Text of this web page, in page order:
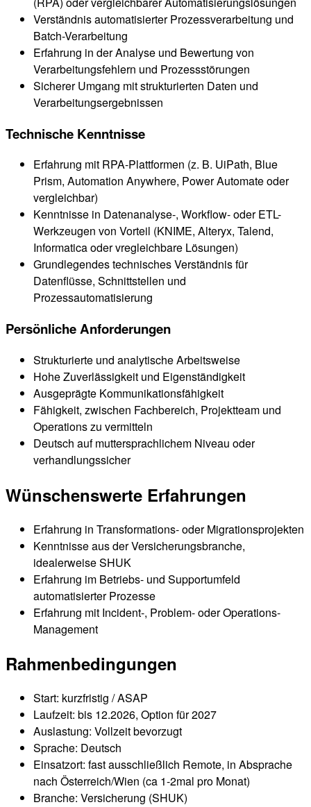
Verständnis automatisierter Prozessverarbeitung und
Batch-Verarbeitung
Erfahrung in der Analyse und Bewertung von
Verarbeitungsfehlern und Prozessstörungen
Sicherer Umgang mit strukturierten Daten und
Verarbeitungsergebnissen
Technische Kenntnisse
Erfahrung mit RPA-Plattformen (z. B. UiPath, Blue
Prism, Automation Anywhere, Power Automate oder
vergleichbar)
Kenntnisse in Datenanalyse-, Workflow- oder ETL-
Werkzeugen von Vorteil (KNIME, Alteryx, Talend,
Informatica oder vregleichbare Lösungen)
Grundlegendes technisches Verständnis für
Datenflüsse, Schnittstellen und
Prozessautomatisierung
Persönliche Anforderungen
Strukturierte und analytische Arbeitsweise
Hohe Zuverlässigkeit und Eigenständigkeit
Ausgeprägte Kommunikationsfähigkeit
Fähigkeit, zwischen Fachbereich, Projektteam und
Operations zu vermitteln
Deutsch auf muttersprachlichem Niveau oder
verhandlungssicher
Wünschenswerte Erfahrungen
Erfahrung in Transformations- oder Migrationsprojekten
Kenntnisse aus der Versicherungsbranche,
idealerweise SHUK
Erfahrung im Betriebs- und Supportumfeld
automatisierter Prozesse
Erfahrung mit Incident-, Problem- oder Operations-
Management
Rahmenbedingungen
Start: kurzfristig / ASAP
Laufzeit: bis 12.2026, Option für 2027
Auslastung: Vollzeit bevorzugt
Sprache: Deutsch
Einsatzort: fast ausschließlich Remote, in Absprache
nach Österreich/Wien (ca 1-2mal pro Monat)
Branche: Versicherung (SHUK)